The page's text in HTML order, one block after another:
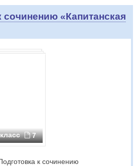
сочинению «Капитанская
7
к сочинению